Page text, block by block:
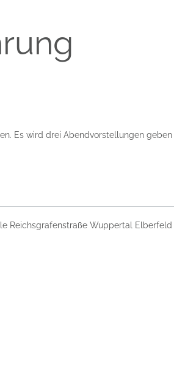
Es wird drei Abendvorstellungen
Reichsgrafenstraße Wuppertal Elberfeld